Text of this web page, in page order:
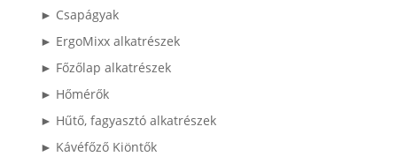
► Csapágyak
► ErgoMixx alkatrészek
► Főzőlap alkatrészek
► Hőmérők
► Hűtő, fagyasztó alkatrészek
► Kávéfőző Kiöntők